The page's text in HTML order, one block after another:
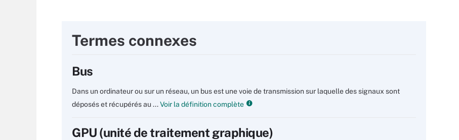
Termes connexes
Bus
Dans un ordinateur ou sur un réseau, un bus est une voie de transmission sur laquelle des signaux sont
déposés et récupérés au ...Voir la définition complète
GPU (unité de traitement graphique)